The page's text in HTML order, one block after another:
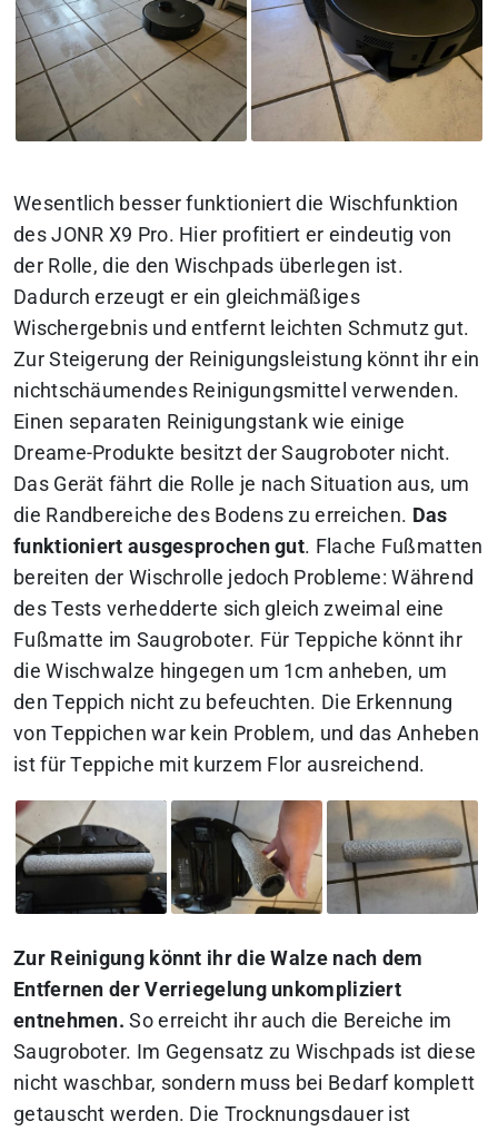
Wesentlich besser funktioniert die Wischfunktion
des JONR X9 Pro. Hier profitiert er eindeutig von
der Rolle, die den Wischpads überlegen ist.
Dadurch erzeugt er ein gleichmäßiges
Wischergebnis und entfernt leichten Schmutz gut.
Zur Steigerung der Reinigungsleistung könnt ihr ein
nichtschäumendes Reinigungsmittel verwenden.
Einen separaten Reinigungstank wie einige
Dreame-Produkte besitzt der Saugroboter nicht.
Das Gerät fährt die Rolle je nach Situation aus, um
die Randbereiche des Bodens zu erreichen. Das
funktioniert ausgesprochen gut. Flache Fußmatten
bereiten der Wischrolle jedoch Probleme: Während
des Tests verhedderte sich gleich zweimal eine
Fußmatte im Saugroboter. Für Teppiche könnt ihr
die Wischwalze hingegen um 1cm anheben, um
den Teppich nicht zu befeuchten. Die Erkennung
von Teppichen war kein Problem, und das Anheben
ist für Teppiche mit kurzem Flor ausreichend.
Zur Reinigung könnt ihr die Walze nach dem
Entfernen der Verriegelung unkompliziert
entnehmen. So erreicht ihr auch die Bereiche im
Saugroboter. Im Gegensatz zu Wischpads ist diese
nicht waschbar, sondern muss bei Bedarf komplett
getauscht werden. Die Trocknungsdauer ist